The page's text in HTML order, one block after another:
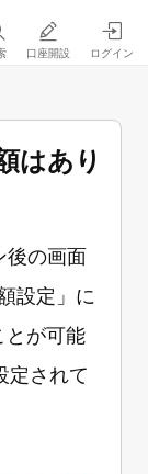
口座開設 ログイン
はあり
後の画面
設定」に
とが可能
定されて